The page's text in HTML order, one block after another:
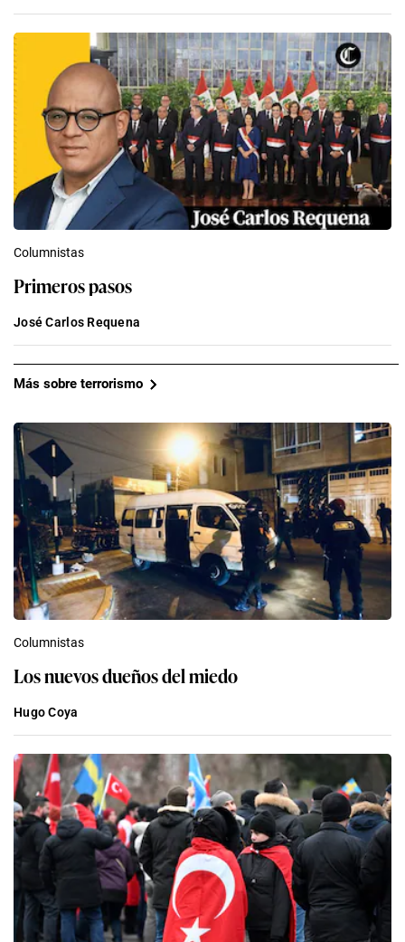
Columnistas
Primeros pasos
José Carlos Requena
Más sobre terrorismo
Columnistas
Los nuevos dueños del miedo
Hugo Coya